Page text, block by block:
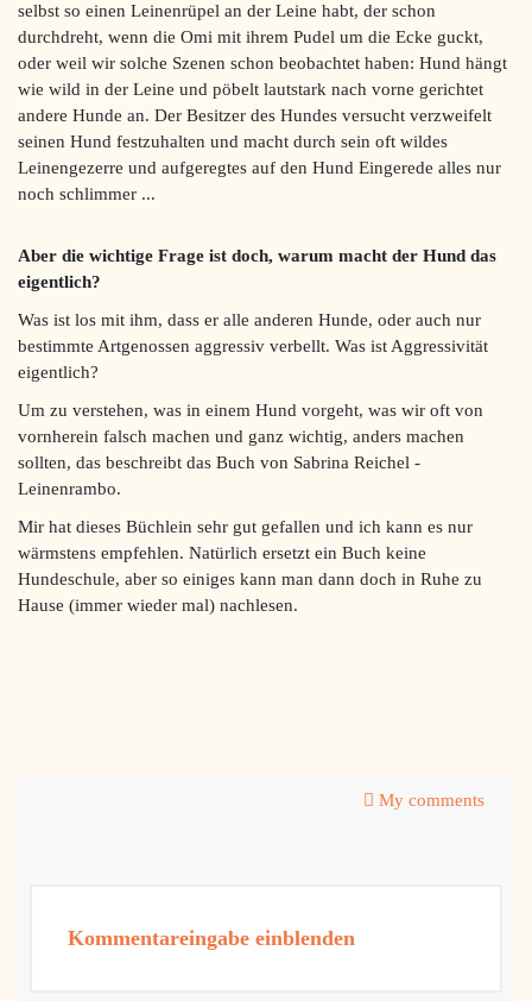
selbst so einen Leinenrüpel an der Leine habt, der schon
durchdreht, wenn die Omi mit ihrem Pudel um die Ecke guckt,
oder weil wir solche Szenen schon beobachtet haben: Hund hängt
wie wild in der Leine und pöbelt lautstark nach vorne gerichtet
andere Hunde an. Der Besitzer des Hundes versucht verzweifelt
seinen Hund festzuhalten und macht durch sein oft wildes
Leinengezerre und aufgeregtes auf den Hund Eingerede alles nur
noch schlimmer ...
Aber die wichtige Frage ist doch, warum macht der Hund das
eigentlich?
Was ist los mit ihm, dass er alle anderen Hunde, oder auch nur
bestimmte Artgenossen aggressiv verbellt. Was ist Aggressivität
eigentlich?
Um zu verstehen, was in einem Hund vorgeht, was wir oft von
vornherein falsch machen und ganz wichtig, anders machen
sollten, das beschreibt das Buch von Sabrina Reichel -
Leinenrambo.
Mir hat dieses Büchlein sehr gut gefallen und ich kann es nur
wärmstens empfehlen. Natürlich ersetzt ein Buch keine
Hundeschule, aber so einiges kann man dann doch in Ruhe zu
Hause (immer wieder mal) nachlesen.
My comments
Kommentareingabe einblenden